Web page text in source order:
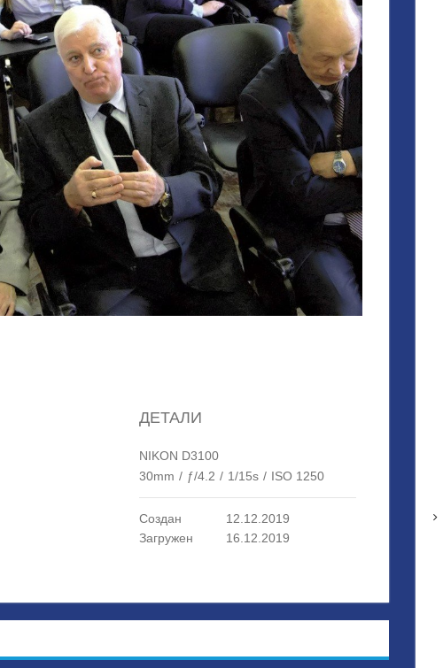
ДЕТАЛИ
NIKON D3100
30mm / ƒ/4.2 / 1/15s / ISO 1250
Создан
12.12.2019
Загружен
16.12.2019